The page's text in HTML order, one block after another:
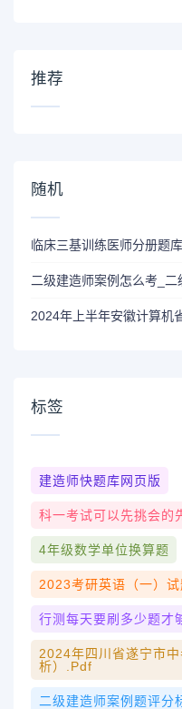
推荐
随机
临床三基训练医师分册题
二级建造师案例怎么考_
标签
建造师快题库网页版
科一考试可以先挑会的
4年级数学单位换算题
2023考研英语（一）
行测每天要刷多少题才
2024年四川省遂宁市
析）.pdf
二级建造师案例题评分